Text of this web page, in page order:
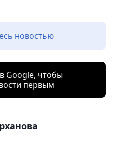
новостью
Google, чтобы
первым